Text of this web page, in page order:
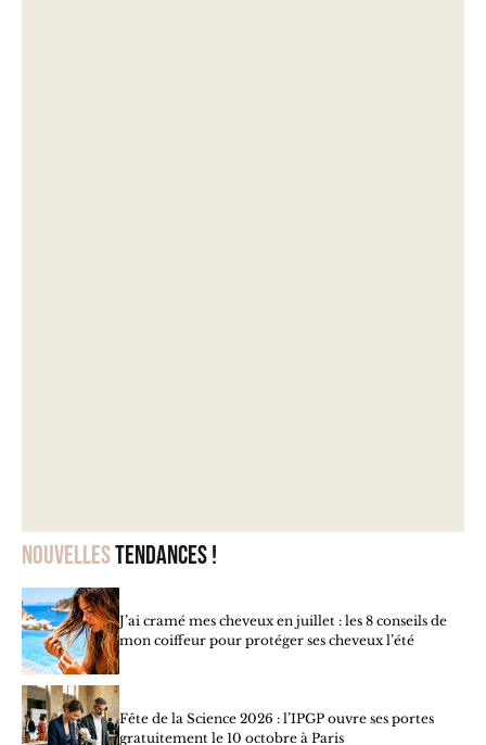
Nouvellestendances !
J’ai cramé mes cheveux en juillet : les 8 conseils de
mon coiffeur pour protéger ses cheveux l’été
Fête de la Science 2026 : l’IPGP ouvre ses portes
gratuitement le 10 octobre à Paris